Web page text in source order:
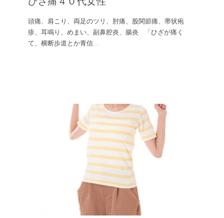
頭痛、肩こり、両足のツリ、肘痛、股関節痛、帯状疱
疹、耳鳴り、めまい、副鼻腔炎、腸炎 「ひざが痛く
て、横断歩道とか青信...